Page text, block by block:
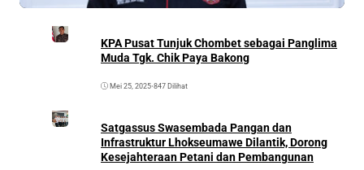
KPA Pusat Tunjuk Chombet sebagai Panglima
Muda Tgk. Chik Paya Bakong
Mei 25, 2025•847 Dilihat
Satgassus Swasembada Pangan dan
Infrastruktur Lhokseumawe Dilantik, Dorong
Kesejahteraan Petani dan Pembangunan